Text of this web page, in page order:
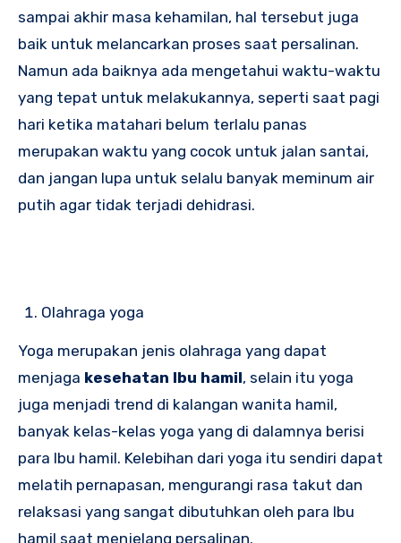
sampai akhir masa kehamilan, hal tersebut juga
baik untuk melancarkan proses saat persalinan.
Namun ada baiknya ada mengetahui waktu-waktu
yang tepat untuk melakukannya, seperti saat pagi
hari ketika matahari belum terlalu panas
merupakan waktu yang cocok untuk jalan santai,
dan jangan lupa untuk selalu banyak meminum air
putih agar tidak terjadi dehidrasi.
Olahraga yoga
Yoga merupakan jenis olahraga yang dapat
menjaga kesehatan Ibu hamil, selain itu yoga
juga menjadi trend di kalangan wanita hamil,
banyak kelas-kelas yoga yang di dalamnya berisi
para Ibu hamil. Kelebihan dari yoga itu sendiri dapat
melatih pernapasan, mengurangi rasa takut dan
relaksasi yang sangat dibutuhkan oleh para Ibu
hamil saat menjelang persalinan.